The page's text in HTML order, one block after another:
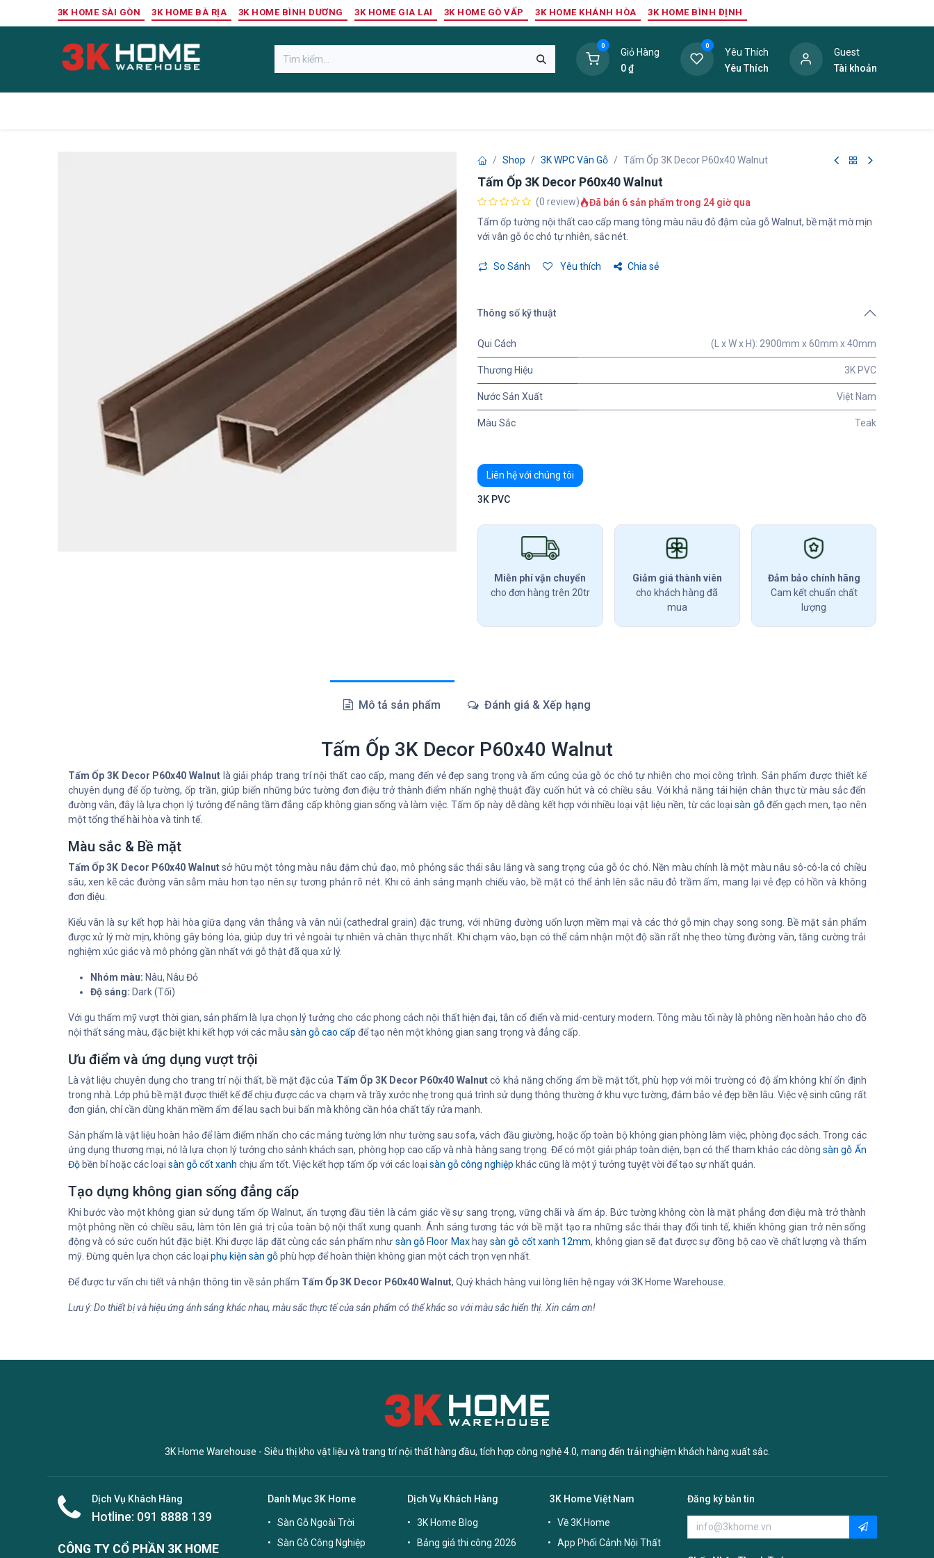
3K HOME SÀI GÒN 3K HOME BÀ RỊA 3K HOME BÌNH DƯƠNG 3K HOME GIA LAI 3K HOME GÒ VẤP 3K HOME KHÁNH HÒA 3K HOME BÌNH ĐỊNH
0
Giỏ Hàng
0₫
0
Yêu Thích
Yêu Thích
Guest
Tài khoản
Shop 3K WPC Vân Gỗ Tấm Ốp 3K Decor P60x40 Walnut
Tấm Ốp 3K Decor P60x40 Walnut
(0 review)
Đã bán 6 sản phẩm trong 24 giờ qua
Tấm ốp tường nội thất cao cấp mang tông màu nâu đỏ đậm của gỗ Walnut, bề mặt mờ mịn
với vân gỗ óc chó tự nhiên, sắc nét.
So Sánh Yêu thích Chia sẻ
Thông số kỹ thuật
Qui Cách (L x W x H): 2900mm x 60mm x 40mm
Thương Hiệu 3K PVC
Nước Sản Xuất Việt Nam
Màu Sắc Teak
Liên hệ với chúng tôi
3K PVC
Miễn phí vận chuyển
cho đơn hàng trên 20tr
Giảm giá thành viên
cho khách hàng đã
mua
Đảm bảo chính hãng
Cam kết chuẩn chất
lượng
Mô tả sản phẩm Đánh giá & Xếp hạng
Tấm Ốp 3K Decor P60x40 Walnut
Tấm Ốp 3K Decor P60x40 Walnut là giải pháp trang trí nội thất cao cấp, mang đến vẻ đẹp sang trọng và ấm cúng của gỗ óc chó tự nhiên cho mọi công trình. Sản phẩm được thiết kế
chuyên dụng để ốp tường, ốp trần, giúp biến những bức tường đơn điệu trở thành điểm nhấn nghệ thuật đầy cuốn hút và có chiều sâu. Với khả năng tái hiện chân thực từ màu sắc đến
đường vân, đây là lựa chọn lý tưởng để nâng tầm đẳng cấp không gian sống và làm việc. Tấm ốp này dễ dàng kết hợp với nhiều loại vật liệu nền, từ các loạisàn gỗđến gạch men, tạo nên
một tổng thể hài hòa và tinh tế.
Màu sắc & Bề mặt
Tấm Ốp 3K Decor P60x40 Walnutsở hữu một tông màu nâu đậm chủ đạo, mô phỏng sắc thái sâu lắng và sang trọng của gỗ óc chó. Nền màu chính là một màu nâu sô-cô-la có chiều
sâu, xen kẽ các đường vân sẫm màu hơn tạo nên sự tương phản rõ nét. Khi có ánh sáng mạnh chiếu vào, bề mặt có thể ánh lên sắc nâu đỏ trầm ấm, mang lại vẻ đẹp có hồn và không
đơn điệu.
Kiểu vân là sự kết hợp hài hòa giữa dạng vân thẳng và vân núi (cathedral grain) đặc trưng, với những đường uốn lượn mềm mại và các thớ gỗ mịn chạy song song. Bề mặt sản phẩm
được xử lý mờ mịn, không gây bóng lóa, giúp duy trì vẻ ngoài tự nhiên và chân thực nhất. Khi chạm vào, bạn có thể cảm nhận một độ sần rất nhẹ theo từng đường vân, tăng cường trải
nghiệm xúc giác và mô phỏng gần nhất với gỗ thật đã qua xử lý.
Nhóm màu: Nâu, Nâu Đỏ
Độ sáng: Dark (Tối)
Với gu thẩm mỹ vượt thời gian, sản phẩm là lựa chọn lý tưởng cho các phong cách nội thất hiện đại, tân cổ điển và mid-century modern. Tông màu tối này là phông nền hoàn hảo cho đồ
nội thất sáng màu, đặc biệt khi kết hợp với các mẫu sàn gỗ cao cấp để tạo nên một không gian sang trọng và đẳng cấp.
Ưu điểm và ứng dụng vượt trội
Là vật liệu chuyên dụng cho trang trí nội thất, bề mặt đặc của Tấm Ốp 3K Decor P60x40 Walnutcó khả năng chống ẩm bề mặt tốt, phù hợp với môi trường có độ ẩm không khí ổn định
trong nhà. Lớp phủ bề mặt được thiết kế để chịu được các va chạm và trầy xước nhẹ trong quá trình sử dụng thông thường ở khu vực tường, đảm bảo vẻ đẹp bền lâu. Việc vệ sinh cũng rất
đơn giản, chỉ cần dùng khăn mềm ẩm để lau sạch bụi bẩn mà không cần hóa chất tẩy rửa mạnh.
Sản phẩm là vật liệu hoàn hảo để làm điểm nhấn cho các mảng tường lớn như tường sau sofa, vách đầu giường, hoặc ốp toàn bộ không gian phòng làm việc, phòng đọc sách. Trong các
ứng dụng thương mại, nó là lựa chọn lý tưởng cho sảnh khách sạn, phòng họp cao cấp và nhà hàng sang trọng. Để có một giải pháp toàn diện, bạn có thể tham khảo các dòngsàn gỗ Ấn
Độbền bỉ hoặc các loại sàn gỗ cốt xanh chịu ẩm tốt. Việc kết hợp tấm ốp với các loại sàn gỗ công nghiệp khác cũng là một ý tưởng tuyệt vời để tạo sự nhất quán.
Tạo dựng không gian sống đẳng cấp
Khi bước vào một không gian sử dụng tấm ốp Walnut, ấn tượng đầu tiên là cảm giác về sự sang trọng, vững chãi và ấm áp. Bức tường không còn là mặt phẳng đơn điệu mà trở thành
một phông nền có chiều sâu, làm tôn lên giá trị của toàn bộ nội thất xung quanh. Ánh sáng tương tác với bề mặt tạo ra những sắc thái thay đổi tinh tế, khiến không gian trở nên sống
động và có sức cuốn hút đặc biệt. Khi được lắp đặt cùng các sản phẩm như sàn gỗ Floor Maxhaysàn gỗ cốt xanh 12mm, không gian sẽ đạt được sự đồng bộ cao về chất lượng và thẩm
mỹ. Đừng quên lựa chọn các loại phụ kiện sàn gỗphù hợp để hoàn thiện không gian một cách trọn vẹn nhất.
Để được tư vấn chi tiết và nhận thông tin về sản phẩm Tấm Ốp 3K Decor P60x40 Walnut, Quý khách hàng vui lòng liên hệ ngay với 3K Home Warehouse.
Lưu ý: Do thiết bị và hiệu ứng ánh sáng khác nhau, màu sắc thực tế của sản phẩm có thể khác so với màu sắc hiển thị. Xin cảm ơn!
3K Home Warehouse - Siêu thị kho vật liệu và trang trí nội thất hàng đầu, tích hợp công nghệ 4.0, mang đến trải nghiệm khách hàng xuất sắc.
Dịch Vụ Khách Hàng
Hotline: 091 8888 139
CÔNG TY CỔ PHẦN 3K HOME
Danh Mục 3K Home
Sàn Gỗ Ngoài Trời
Sàn Gỗ Công Nghiệp
Dịch Vụ Khách Hàng
3K Home Blog
Bảng giá thi công 2026
3K Home Việt Nam
Về 3K Home
App Phối Cảnh Nội Thất
Đăng ký bản tin